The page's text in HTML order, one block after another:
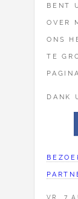
BENT
OVER
ONS
TE
DANK
VR, 7